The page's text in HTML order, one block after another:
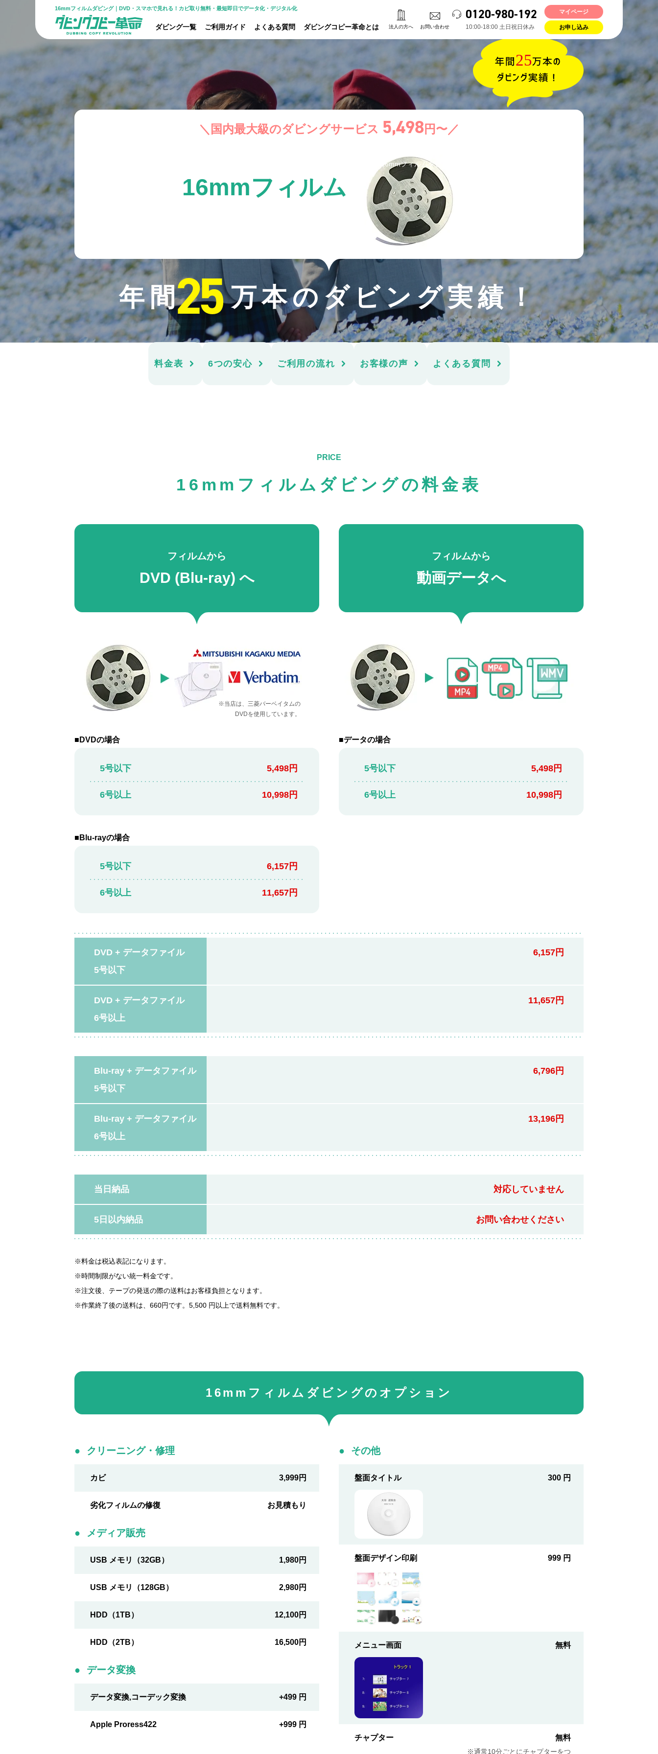
16mmフィルムダビング｜DVD・スマホで見れる！カビ取り無料・最短即日でデータ化・デジタル化 0120-980-192
10:00-18:00 ⼟⽇祝⽇休み
マイページ
お申し込み
ダビング一覧 ご利用ガイド よくある質問 ダビングコピー革命とは 法人の方へ お問い合わせ
16mmフィルムダビング
＼国内最大級のダビングサービス 5,498 円〜／
16mmフィルム
年間25 万本の ダビング実績！
料金表 6つの安心 ご利用の流れ お客様の声 よくある質問
16mmフィルムダビングの料金表
フィルムから
DVD (Blu-ray) へ
※当店は、三菱バーベイタムの
DVDを使用しています。
■DVDの場合
5号以下 5,498円
6号以上 10,998円
■Blu-rayの場合
5号以下 6,157円
6号以上 11,657円
フィルムから
動画データへ
■データの場合
5号以下 5,498円
6号以上 10,998円
DVD + データファイル
5号以下
6,157円
DVD + データファイル
6号以上
11,657円
Blu-ray + データファイル
5号以下
6,796円
Blu-ray + データファイル
6号以上
13,196円
当日納品 対応していません
5日以内納品 お問い合わせください
料金は税込表記になります。
時間制限がない統一料金です。
注文後、テープの発送の際の送料はお客様負担となります。
作業終了後の送料は、660円です。5,500 円以上で送料無料です。
16mmフィルムダビングのオプション
クリーニング・修理
カビ 3,999円
劣化フィルムの修復 お見積もり
メディア販売
USB メモリ（32GB） 1,980円
USB メモリ（128GB） 2,980円
HDD（1TB） 12,100円
HDD（2TB） 16,500円
データ変換
データ変換,コーデック変換 +499 円
Apple Proress422 +999 円
その他
盤面タイトル 300 円
盤面デザイン印刷 999 円
メニュー画面 無料
チャプター 無料
※通常10分ごとにチャプターをつ